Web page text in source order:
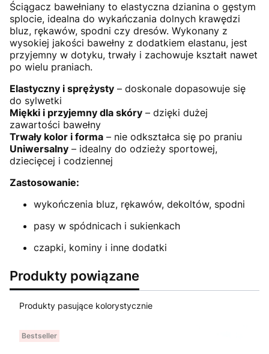
Ściągacz bawełniany to elastyczna dzianina o gęstym
splocie, idealna do wykańczania dolnych krawędzi
bluz, rękawów, spodni czy dresów. Wykonany z
wysokiej jakości bawełny z dodatkiem elastanu, jest
przyjemny w dotyku, trwały i zachowuje kształt nawet
po wielu praniach.
Elastyczny i sprężysty – doskonale dopasowuje się
do sylwetki
Miękki i przyjemny dla skóry – dzięki dużej
zawartości bawełny
Trwały kolor i forma – nie odkształca się po praniu
Uniwersalny – idealny do odzieży sportowej,
dziecięcej i codziennej
Zastosowanie:
wykończenia bluz, rękawów, dekoltów, spodni
pasy w spódnicach i sukienkach
czapki, kominy i inne dodatki
Produkty powiązane
Produkty pasujące kolorystycznie
Bestseller